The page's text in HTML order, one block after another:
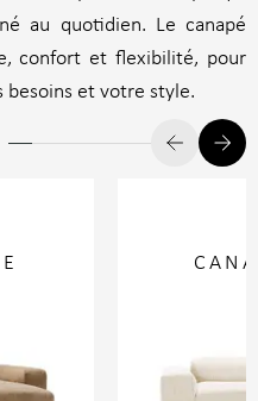
au quotidien. Le canapé
confort et flexibilité, pour
besoins et votre style.